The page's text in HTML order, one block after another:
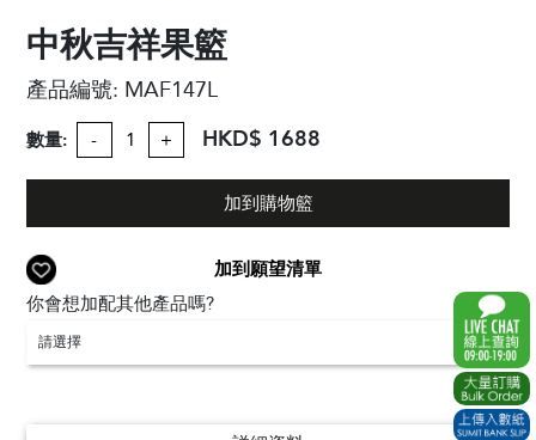
中秋吉祥果籃
產品編號: MAF147L
數量: - + HKD$ 1688
加到購物籃
加到願望清單
你會想加配其他產品嗎?
請選擇